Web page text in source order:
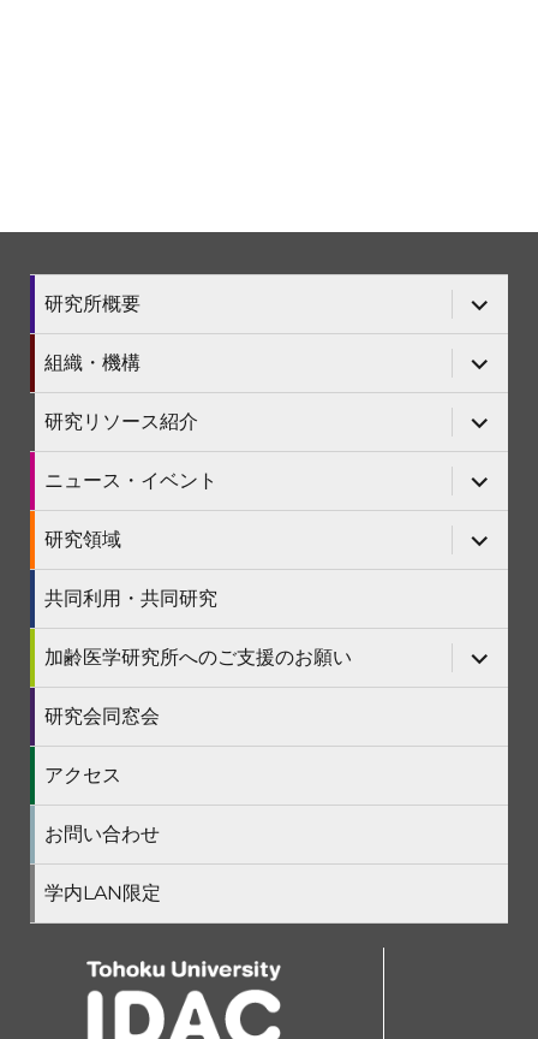
研究所概要
サ
ブ
メ
ニ
ュ
ー
を
展
開
組織・機構
サ
ブ
メ
ニ
ュ
ー
を
展
開
研究リソース紹介
サ
ブ
メ
ニ
ュ
ー
を
展
開
ニュース・イベント
サ
ブ
メ
ニ
ュ
ー
開
研究領域
サ
ブ
メ
ー
を
展
開
共同利用・共同研究
加齢医学研究所へのご支援のお願い
サ
ブ
メ
ー
開
研究会同窓会
アクセス
お問い合わせ
学内LAN限定